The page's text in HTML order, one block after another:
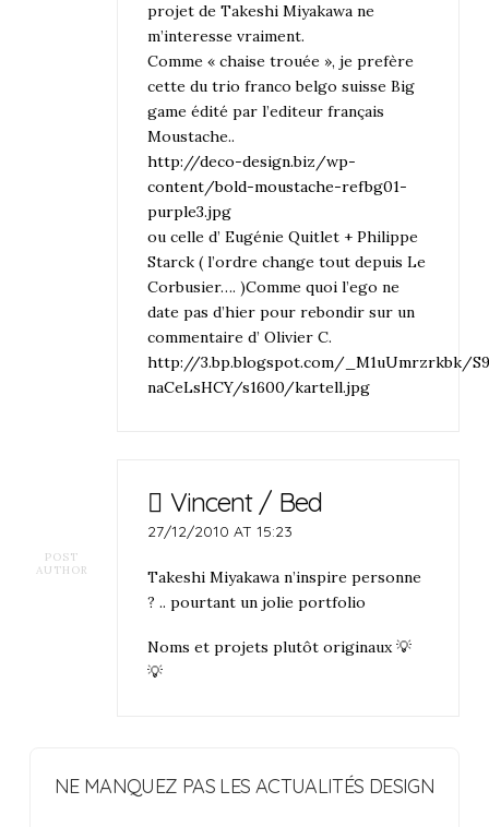
projet de Takeshi Miyakawa ne
m’interesse vraiment.
Comme « chaise trouée », je prefère
cette du trio franco belgo suisse Big
game édité par l’editeur français
Moustache..
http://deco-design.biz/wp-
content/bold-moustache-refbg01-
purple3.jpg
ou celle d’ Eugénie Quitlet + Philippe
Starck ( l’ordre change tout depuis Le
Corbusier…. )Comme quoi l’ego ne
date pas d’hier pour rebondir sur un
commentaire d’ Olivier C.
http://3.bp.blogspot.com/_M1uUmrzrkbk/
naCeLsHCY/s1600/kartell.jpg
POST
AUTHOR
Vincent / Bed
27/12/2010 AT 15:23
Takeshi Miyakawa n’inspire personne
? .. pourtant un jolie portfolio
Noms et projets plutôt originaux 💡
💡
NE MANQUEZ PAS LES ACTUALITÉS DESIGN